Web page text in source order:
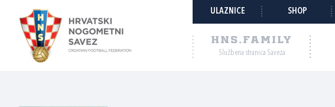
ULAZNICE SHOP
HNS.FAMILY
Službena stranica Saveza